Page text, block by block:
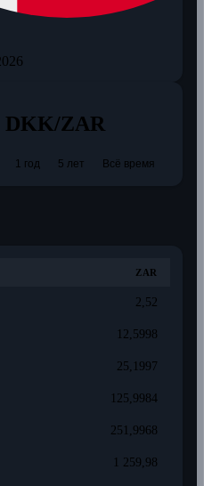
DKK/ZAR
1 год 5 лет Всё время
ZAR
2,52
12,5998
25,1997
125,9984
251,9968
1 259,98